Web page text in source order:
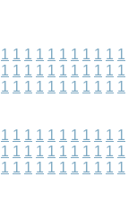
1 1 1 1 1 1 1 1 1 1 1
1 1 1 1 1 1 1 1 1 1 1
1 1 1 1 1 1 1 1 1 1 1
1 1 1 1 1 1 1 1 1 1 1
1 1 1 1 1 1 1 1 1 1 1
1 1 1 1 1 1 1 1 1 1 1